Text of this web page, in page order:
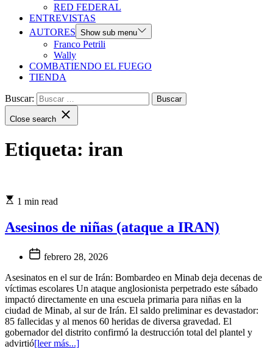
RED FEDERAL
ENTREVISTAS
AUTORES Show sub menu
Franco Petrili
Wally
COMBATIENDO EL FUEGO
TIENDA
Buscar:
Close search
Etiqueta: iran
1 min read
Asesinos de niñas (ataque a IRAN)
febrero 28, 2026
Asesinatos en el sur de Irán: Bombardeo en Minab deja decenas de
víctimas escolares Un ataque anglosionista perpetrado este sábado
impactó directamente en una escuela primaria para niñas en la
ciudad de Minab, al sur de Irán. El saldo preliminar es devastador:
85 fallecidas y al menos 60 heridas de diversa gravedad. El
gobernador del distrito confirmó la destrucción total del plantel y
advirtió[leer más...]